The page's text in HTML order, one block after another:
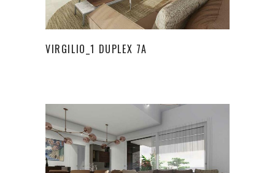
VIRGILIO_1 DUPLEX 7A